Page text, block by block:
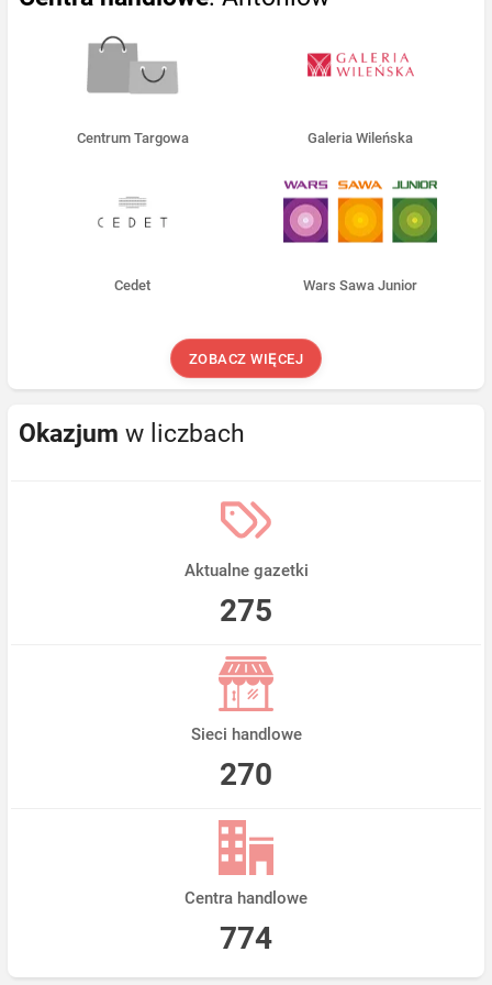
Centrum Targowa Galeria Wileńska
Cedet Wars Sawa Junior
ZOBACZ WIĘCEJ
Okazjum w liczbach
Aktualne gazetki
275
Sieci handlowe
270
Centra handlowe
774